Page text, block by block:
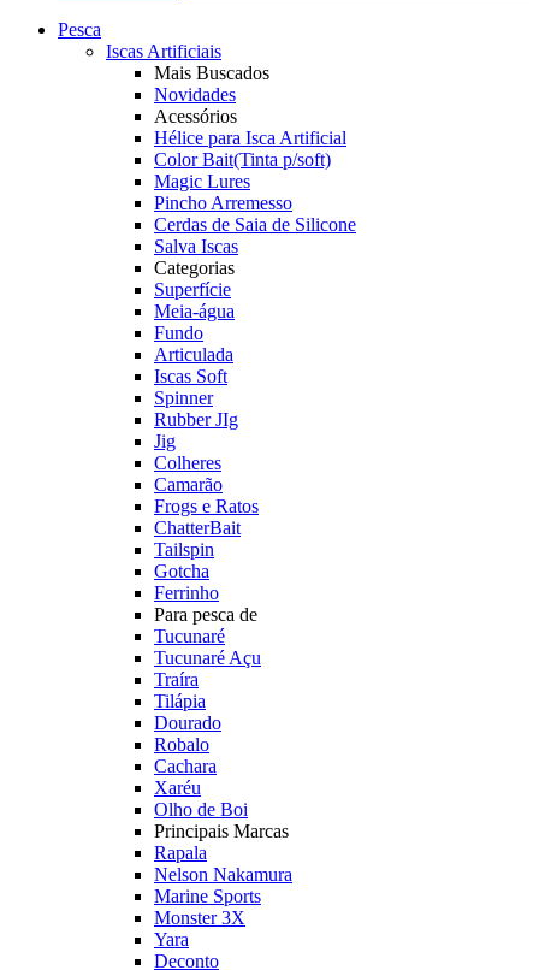
Pesca
Iscas Artificiais
Mais Buscados
Novidades
Acessórios
Hélice para Isca Artificial
Color Bait(Tinta p/soft)
Magic Lures
Pincho Arremesso
Cerdas de Saia de Silicone
Salva Iscas
Categorias
Superfície
Meia-água
Fundo
Articulada
Iscas Soft
Spinner
Rubber JIg
Jig
Colheres
Camarão
Frogs e Ratos
ChatterBait
Tailspin
Gotcha
Ferrinho
Para pesca de
Tucunaré
Tucunaré Açu
Traíra
Tilápia
Dourado
Robalo
Cachara
Xaréu
Olho de Boi
Principais Marcas
Rapala
Nelson Nakamura
Marine Sports
Monster 3X
Yara
Deconto